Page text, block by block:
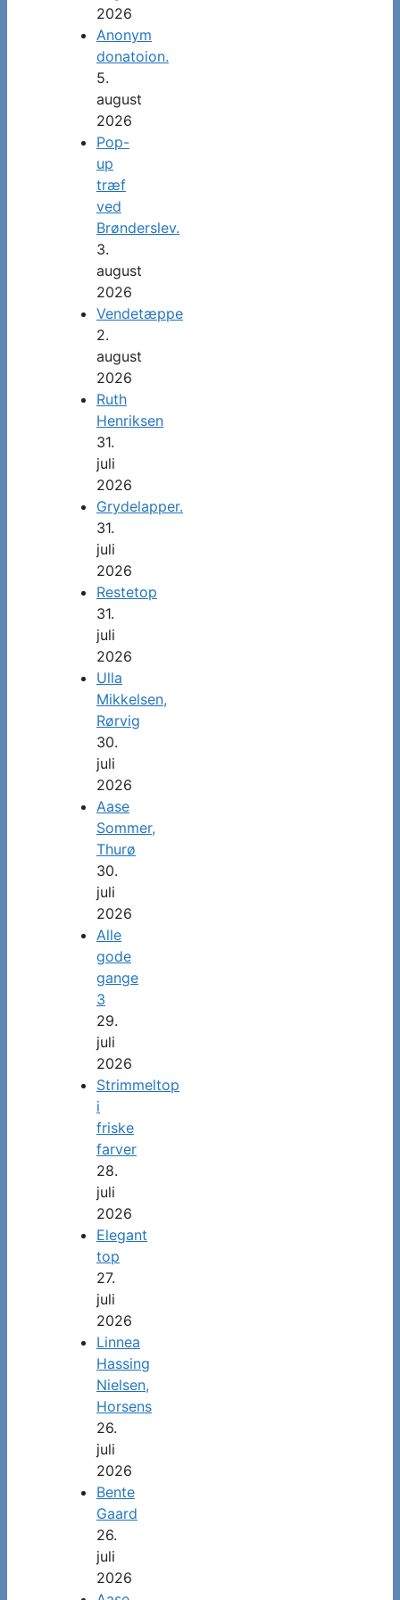
2026
Anonym
donatoion.
5.
august
2026
Pop-
up
træf
ved
Brønderslev.
3.
august
2026
Vendetæppe
2.
august
2026
Ruth
Henriksen
31.
juli
2026
Grydelapper.
31.
juli
2026
Restetop
31.
juli
2026
Ulla
Mikkelsen,
Rørvig
30.
juli
2026
Aase
Sommer,
Thurø
30.
juli
2026
Alle
gode
gange
3
29.
juli
2026
Strimmeltop
i
friske
farver
28.
juli
2026
Elegant
top
27.
juli
2026
Linnea
Hassing
Nielsen,
Horsens
26.
juli
2026
Bente
Gaard
26.
juli
2026